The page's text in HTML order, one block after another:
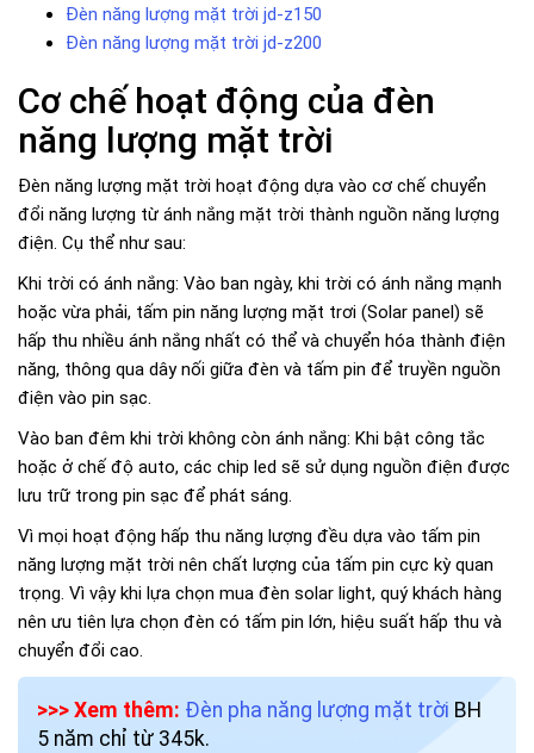
Đèn năng lượng mặt trời jd-z150
Đèn năng lượng mặt trời jd-z200
Cơ chế hoạt động của đèn
năng lượng mặt trời
Đèn năng lượng mặt trời hoạt động dựa vào cơ chế chuyển
đổi năng lượng từ ánh nắng mặt trời thành nguồn năng lượng
điện. Cụ thể như sau:
Khi trời có ánh nắng: Vào ban ngày, khi trời có ánh nắng mạnh
hoặc vừa phải, tấm pin năng lượng mặt trơi (Solar panel) sẽ
hấp thu nhiều ánh nắng nhất có thể và chuyển hóa thành điện
năng, thông qua dây nối giữa đèn và tấm pin để truyền nguồn
điện vào pin sạc.
Vào ban đêm khi trời không còn ánh nắng: Khi bật công tắc
hoặc ở chế độ auto, các chip led sẽ sử dụng nguồn điện được
lưu trữ trong pin sạc để phát sáng.
Vì mọi hoạt động hấp thu năng lượng đều dựa vào tấm pin
năng lượng mặt trời nên chất lượng của tấm pin cực kỳ quan
trọng. Vì vậy khi lựa chọn mua đèn solar light, quý khách hàng
nên ưu tiên lựa chọn đèn có tấm pin lớn, hiệu suất hấp thu và
chuyển đổi cao.
>>> Xem thêm: Đèn pha năng lượng mặt trời BH
5 năm chỉ từ 345k.